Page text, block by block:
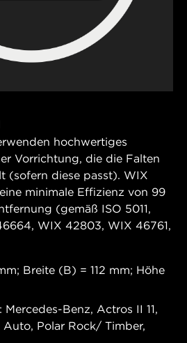
hochwertiges
Vorrichtung, die die Falten
(sofern diese passt). WIX
minimale Effizienz von 99
(gemäß ISO 5011,
WIX 42803, WIX 46761,
Breite (B) = 112 mm; Höhe
Benz, Actros II 11,
Polar Rock/ Timber,